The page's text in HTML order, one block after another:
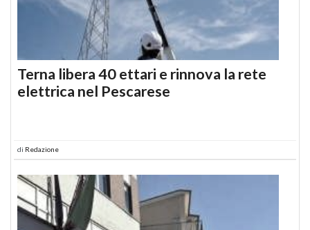
Terna libera 40 ettari e rinnova la rete
elettrica nel Pescarese
di Redazione